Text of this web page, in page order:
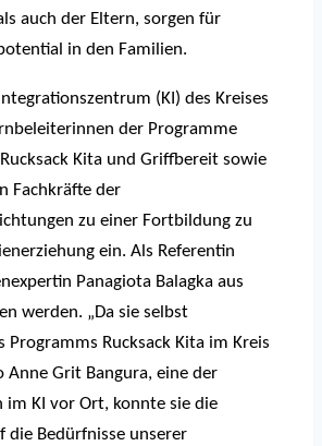
auch der Eltern, sorgen für
in den Familien.
(KI) des Kreises
der Programme
Rucksack Kita und Griffbereit sowie
Fachkräfte der
zu einer Fortbildung zu
ein. Als Referentin
Panagiota Balagka aus
werden. „Da sie selbst
Programms Rucksack Kita im Kreis
Anne Grit Bangura, eine der
im KI vor Ort, konnte sie die
die Bedürfnisse unserer